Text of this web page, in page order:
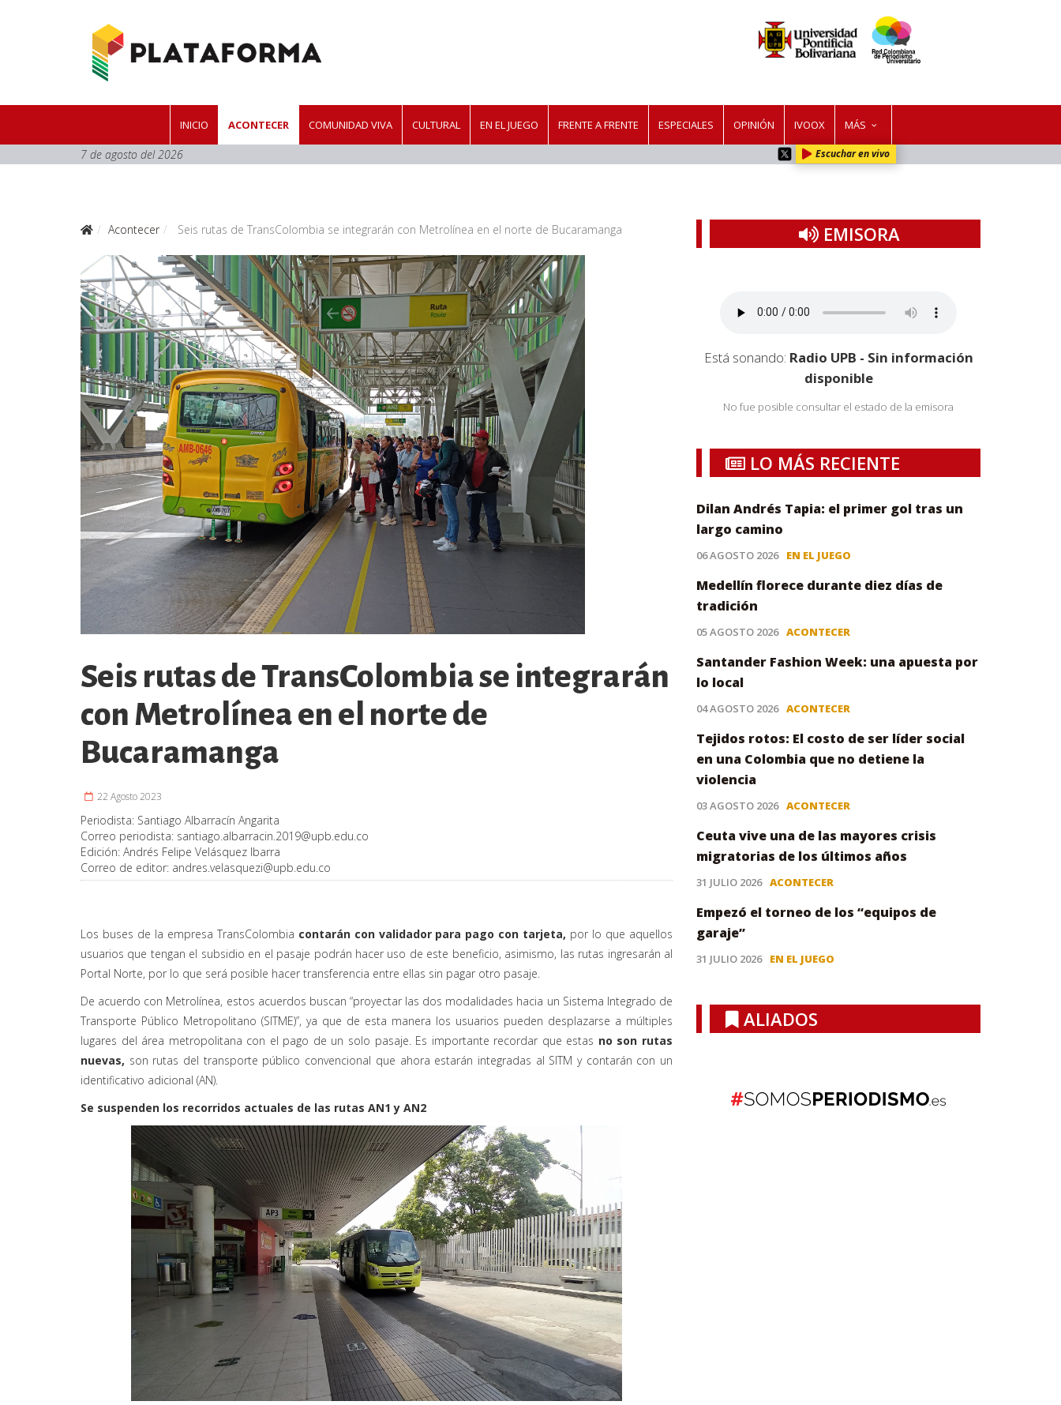
INICIO ACONTECER COMUNIDAD VIVA CULTURAL EN EL JUEGO FRENTE A FRENTE ESPECIALES OPINIÓN IVOOX MÁS
7 de agosto del 2026 Escuchar en vivo
Acontecer Seis rutas de TransColombia se integrarán con Metrolínea en el norte de Bucaramanga
Seis rutas de TransColombia se integrarán
con Metrolínea en el norte de
Bucaramanga
22 Agosto 2023
Periodista: Santiago Albarracín Angarita
Correo periodista: santiago.albarracin.2019@upb.edu.co
Edición: Andrés Felipe Velásquez Ibarra
Correo de editor: andres.velasquezi@upb.edu.co
Los buses de la empresa TransColombia contarán con validador para pago con tarjeta, por lo que aquellos
usuarios que tengan el subsidio en el pasaje podrán hacer uso de este beneficio, asimismo, las rutas ingresarán al
Portal Norte, por lo que será posible hacer transferencia entre ellas sin pagar otro pasaje.
De acuerdo con Metrolínea, estos acuerdos buscan “proyectar las dos modalidades hacia un Sistema Integrado de
Transporte Público Metropolitano (SITME)”, ya que de esta manera los usuarios pueden desplazarse a múltiples
lugares del área metropolitana con el pago de un solo pasaje. Es importante recordar que estas no son rutas
nuevas, son rutas del transporte público convencional que ahora estarán integradas al SITM y contarán con un
identificativo adicional (AN).
Se suspenden los recorridos actuales de las rutas AN1 y AN2
EMISORA
Está sonando: Radio UPB - Sin información
disponible
No fue posible consultar el estado de la emisora
LO MÁS RECIENTE
Dilan Andrés Tapia: el primer gol tras un
largo camino
06 AGOSTO 2026 EN EL JUEGO
Medellín florece durante diez días de
tradición
05 AGOSTO 2026 ACONTECER
Santander Fashion Week: una apuesta por
lo local
04 AGOSTO 2026 ACONTECER
Tejidos rotos: El costo de ser líder social
en una Colombia que no detiene la
violencia
03 AGOSTO 2026 ACONTECER
Ceuta vive una de las mayores crisis
migratorias de los últimos años
31 JULIO 2026 ACONTECER
Empezó el torneo de los “equipos de
garaje”
31 JULIO 2026 EN EL JUEGO
ALIADOS